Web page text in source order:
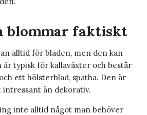
blommar faktiskt
alltid för bladen, men den kan
är typisk för kallaväxter och består
ett hölsterblad, spatha. Den är
än dekorativ.
inte alltid något man behöver